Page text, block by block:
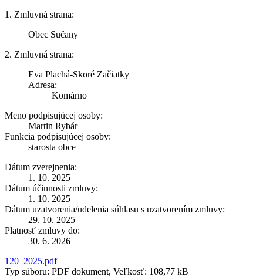
1. Zmluvná strana:
Obec Sučany
2. Zmluvná strana:
Eva Plachá-Skoré Začiatky
Adresa:
Komárno
Meno podpisujúcej osoby:
Martin Rybár
Funkcia podpisujúcej osoby:
starosta obce
Dátum zverejnenia:
1. 10. 2025
Dátum účinnosti zmluvy:
1. 10. 2025
Dátum uzatvorenia/udelenia súhlasu s uzatvorením zmluvy:
29. 10. 2025
Platnosť zmluvy do:
30. 6. 2026
120_2025.pdf
Typ súboru: PDF dokument, Veľkosť: 108,77 kB